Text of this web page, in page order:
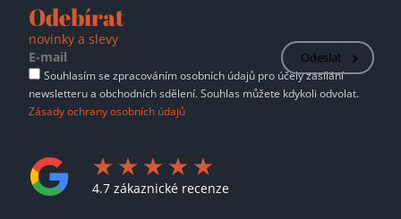
Odebírat
novinky a slevy
Odeslat
Souhlasím se zpracováním osobních údajů pro účely zasílání
newsletteru a obchodních sdělení. Souhlas můžete kdykoli odvolat.
Zásady ochrany osobních údajů
4.7 zákaznické recenze